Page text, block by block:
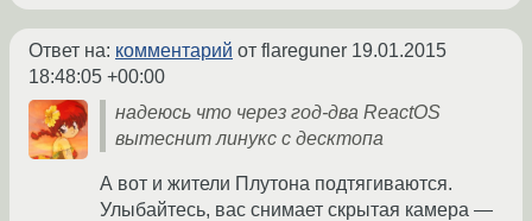
Ответ на: комментарий от flareguner 19.01.2015
18:48:05 +00:00
надеюсь что через год-два ReactOS
вытеснит линукс с десктопа
А вот и жители Плутона подтягиваются.
Улыбайтесь, вас снимает скрытая камера —